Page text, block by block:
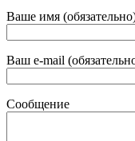
Ваше имя
Ваш e-mail
Сообщение